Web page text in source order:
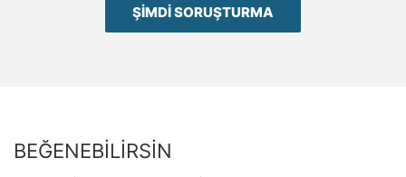
ŞIMDI SORUŞTURMA
BEĞENEBILIRSIN